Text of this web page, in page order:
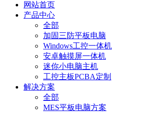
网站首页
产品中心
全部
加固三防平板电脑
Windows工控一体机
安卓触摸屏一体机
迷你小电脑主机
工控主板PCBA定制
解决方案
全部
MES平板电脑方案